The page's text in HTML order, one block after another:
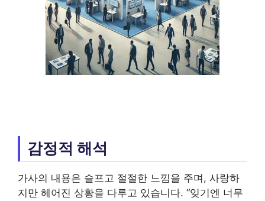
감정적 해석
가사의 내용은 슬프고 절절한 느낌을 주며, 사랑하
지만 헤어진 상황을 다루고 있습니다. “잊기엔 너무